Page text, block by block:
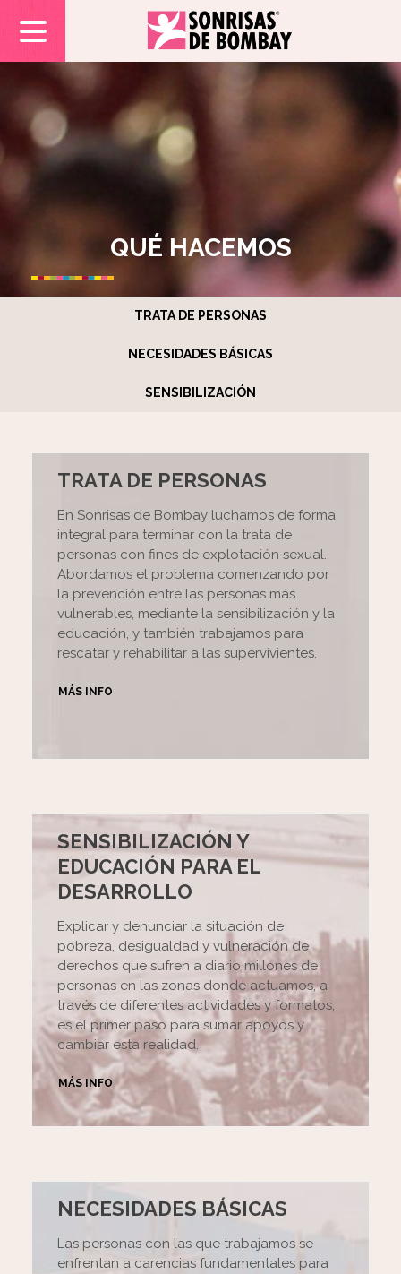
QUÉ HACEMOS
TRATA DE PERSONAS
NECESIDADES BÁSICAS
SENSIBILIZACIÓN
TRATA DE PERSONAS
En Sonrisas de Bombay luchamos de forma
integral para terminar con la trata de
personas con fines de explotación sexual.
Abordamos el problema comenzando por
la prevención entre las personas más
vulnerables, mediante la sensibilización y la
educación, y también trabajamos para
rescatar y rehabilitar a las supervivientes.
MÁS INFO
SENSIBILIZACIÓN Y
EDUCACIÓN PARA EL
DESARROLLO
Explicar y denunciar la situación de
pobreza, desigualdad y vulneración de
derechos que sufren a diario millones de
personas en las zonas donde actuamos, a
través de diferentes actividades y formatos,
es el primer paso para sumar apoyos y
cambiar esta realidad.
MÁS INFO
NECESIDADES BÁSICAS
Las personas con las que trabajamos se
enfrentan a carencias fundamentales para